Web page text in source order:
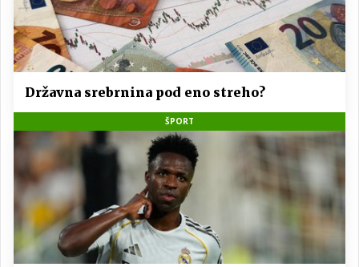
Državna srebrnina pod eno streho?
ŠPORT